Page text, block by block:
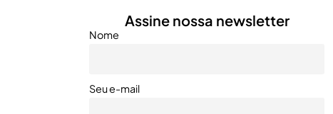
Assine nossa newsletter
Nome
Seu e-mail